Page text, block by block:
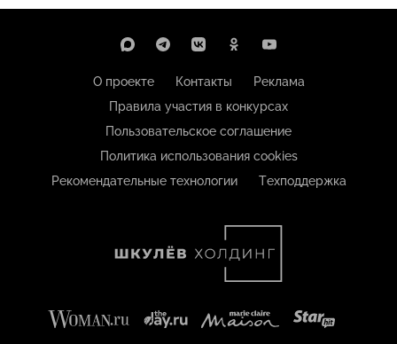
О проекте Контакты
Реклама
Правила участия в конкурсах
Пользовательское соглашение
Политика использования cookies
Рекомендательные технологии
Техподдержка